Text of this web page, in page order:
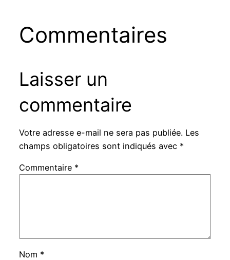
Commentaires
Laisser un
commentaire
Votre adresse e-mail ne sera pas publiée. Les
champs obligatoires sont indiqués avec *
Commentaire *
Nom *